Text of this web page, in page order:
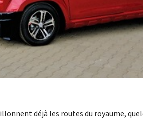
déjà les routes du royaume,